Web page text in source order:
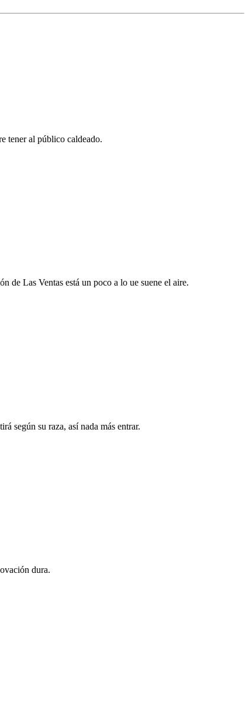
tener al público caldeado.
de Las Ventas está un poco a lo ue suene el aire.
según su raza, así nada más entrar.
dura.